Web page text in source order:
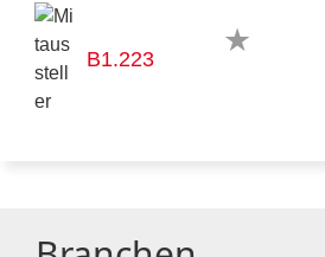
B1.223